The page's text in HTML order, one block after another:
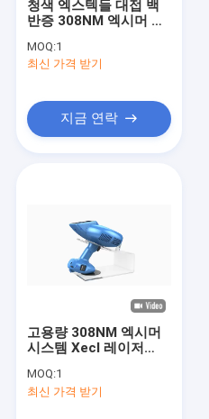
청색 엑스텍들 대접 백
반증 308NM 엑시머 시
MOQ:1
최신 가격 받기
지금 연락
고용량 308NM 엑시머
시스템 Xecl 레이저
MOQ:1
최신 가격 받기